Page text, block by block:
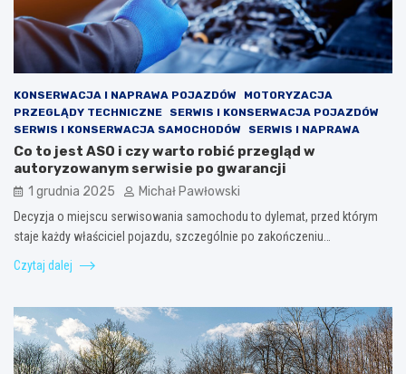
KONSERWACJA I NAPRAWA POJAZDÓW
MOTORYZACJA
PRZEGLĄDY TECHNICZNE
SERWIS I KONSERWACJA POJAZDÓW
SERWIS I KONSERWACJA SAMOCHODÓW
SERWIS I NAPRAWA
Co to jest ASO i czy warto robić przegląd w
autoryzowanym serwisie po gwarancji
1 grudnia 2025 Michał Pawłowski
Decyzja o miejscu serwisowania samochodu to dylemat, przed którym
staje każdy właściciel pojazdu, szczególnie po zakończeniu…
Czytaj dalej